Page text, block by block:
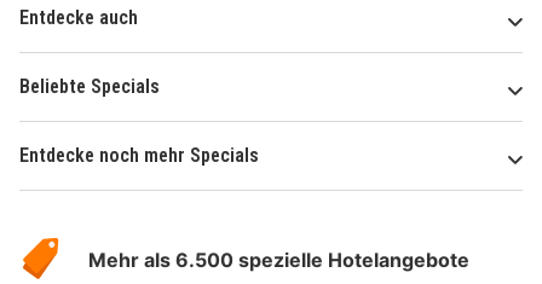
Entdecke auch
Beliebte Specials
Entdecke noch mehr Specials
Hotelspecials
Mehr als 6.500 spezielle Hotelangebote